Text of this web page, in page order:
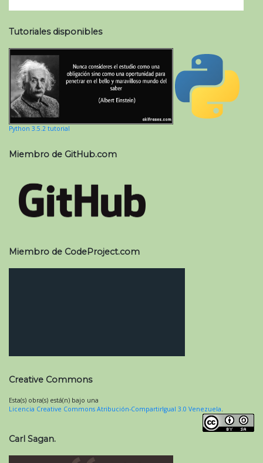
Tutoriales disponibles
Python 3.5.2 tutorial
Miembro de GitHub.com
Miembro de CodeProject.com
Creative Commons
Esta(s) obra(s) está(n) bajo una
Licencia Creative Commons Atribución-CompartirIgual 3.0 Venezuela
Carl Sagan.